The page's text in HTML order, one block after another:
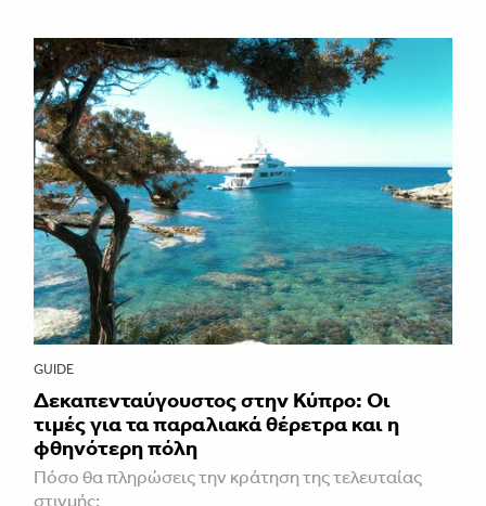
GUIDE
Δεκαπενταύγουστος στην Κύπρο: Οι
τιμές για τα παραλιακά θέρετρα και η
φθηνότερη πόλη
Πόσο θα πληρώσεις την κράτηση της τελευταίας
στιγμής;